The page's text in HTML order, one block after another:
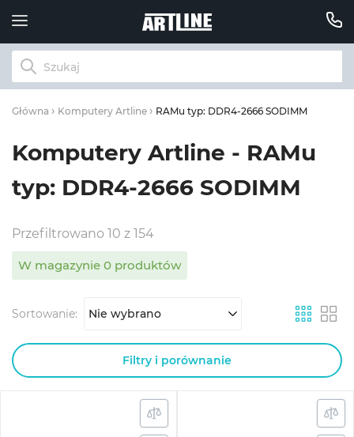
Główna Komputery Artline RAMu typ: DDR4-2666 SODIMM
Komputery Artline - RAMu
typ: DDR4-2666 SODIMM
Przefiltrowano 10 z 154
W magazynie 0 produktów
Sortowanie: Nie wybrano
Filtry i porównanie